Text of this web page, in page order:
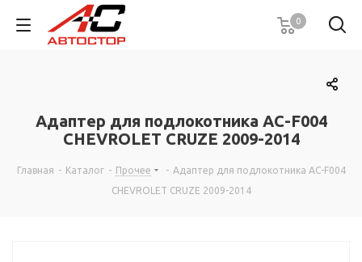
0
Адаптер для подлокотника AC-F004
CHEVROLET CRUZE 2009-2014
Главная - Каталог - Прочее - Адаптер для подлокотника AC-F004
CHEVROLET CRUZE 2009-2014